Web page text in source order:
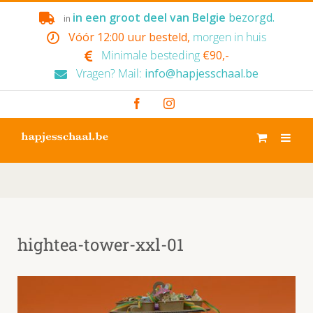
in in een groot deel van Belgie bezorgd.
Vóór 12:00 uur besteld, morgen in huis
Minimale besteding €90,-
Vragen? Mail: info@hapjesschaal.be
FacebookInstagram
hightea-tower-xxl-01